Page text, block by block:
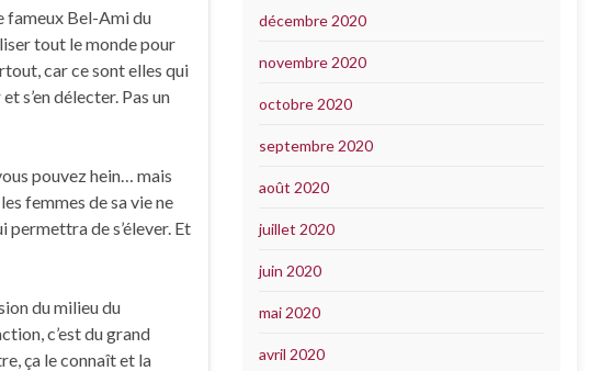
fameux Bel-Ami du
tout le monde pour
car ce sont elles qui
s’en délecter. Pas un
pouvez hein… mais
femmes de sa vie ne
permettra de s’élever. Et
du milieu du
c’est du grand
ça le connaît et la
décembre 2020
novembre 2020
octobre 2020
septembre 2020
août 2020
juillet 2020
juin 2020
mai 2020
avril 2020